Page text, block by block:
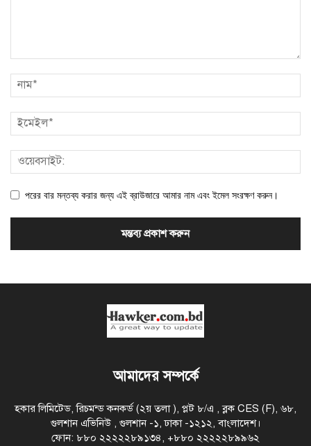
পরের বার মন্তব্য করার জন্য এই ব্রাউজারে আমার নাম এবং ইমেল সংরক্ষণ করুন।
আমাদের সম্পর্কে
হকার লিমিটেড, রিচমন্ড কনকর্ড (২য় তলা ), প্লট ৮/এ , ব্লক CES (F), ৬৮,
গুলশান এভিনিউ , গুলশান -১, ঢাকা -১২১২, বাংলাদেশ।
ফোন: ৮৮০ ২২২২২৮৯১৩৪, +৮৮০ ২২২২২৮৯৯৬২